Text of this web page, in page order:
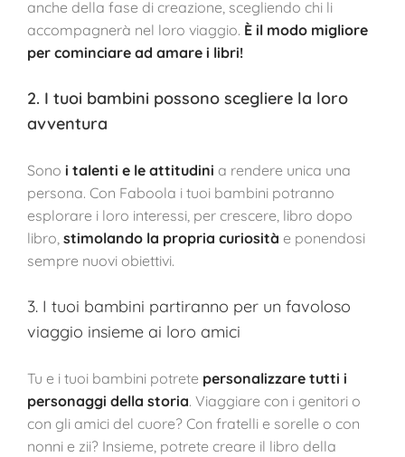
anche della fase di creazione, scegliendo chi li
accompagnerà nel loro viaggio. È il modo migliore
per cominciare ad amare i libri!
2. I tuoi bambini possono scegliere la loro
avventura
Sono i talenti e le attitudini a rendere unica una
persona. Con Faboola i tuoi bambini potranno
esplorare i loro interessi, per crescere, libro dopo
libro, stimolando la propria curiosità e ponendosi
sempre nuovi obiettivi.
3. I tuoi bambini partiranno per un favoloso
viaggio insieme ai loro amici
Tu e i tuoi bambini potrete personalizzare tutti i
personaggi della storia. Viaggiare con i genitori o
con gli amici del cuore? Con fratelli e sorelle o con
nonni e zii? Insieme, potrete creare il libro della